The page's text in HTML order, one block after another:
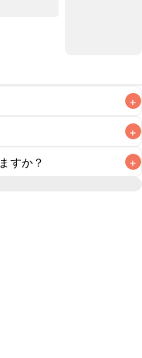
+
+
すか？ +
ただけますが、メイ
くと味がぼやける可